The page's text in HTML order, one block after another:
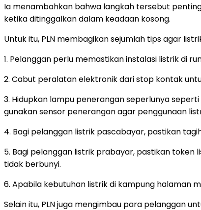
Ia menambahkan bahwa langkah tersebut
ketika ditinggalkan dalam keadaan kosong.
Untuk itu, PLN membagikan sejumlah tips agar
1. Pelanggan perlu memastikan instalasi listrik di
2. Cabut peralatan elektronik dari stop kontak
3. Hidupkan lampu penerangan seperlunya
gunakan sensor penerangan agar penggunaan
4. Bagi pelanggan listrik pascabayar, pastikan
5. Bagi pelanggan listrik prabayar, pastikan
tidak berbunyi.
6. Apabila kebutuhan listrik di kampung halaman
Selain itu, PLN juga mengimbau para pelanggan